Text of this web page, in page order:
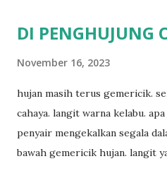
DI PENGHUJUNG
November 16, 2023
hujan masih terus gemericik.
cahaya. langit warna kelabu.
penyair mengekalkan segala
bawah gemericik hujan. langit